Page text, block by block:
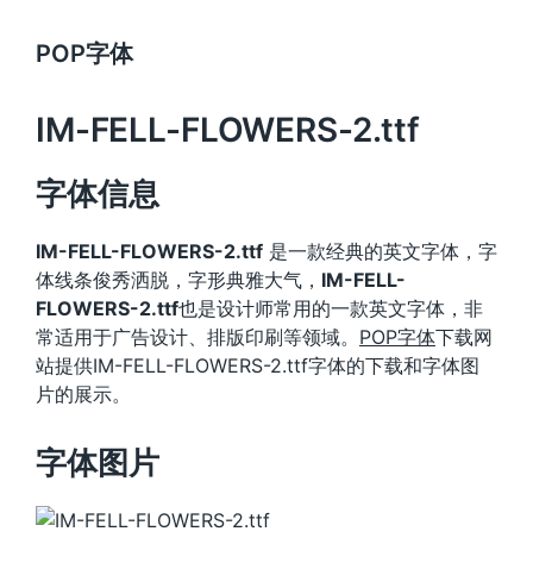
POP字体
IM-FELL-FLOWERS-2.ttf
字体信息
IM-FELL-FLOWERS-2.ttf 是一款经典的英文字体，字
体线条俊秀洒脱，字形典雅大气， IM-FELL-
FLOWERS-2.ttf也是设计师常用的一款英文字体，非
常适用于广告设计、排版印刷等领域。 POP字体下载网
站提供IM-FELL-FLOWERS-2.ttf字体的下载和字体图
片的展示。
字体图片